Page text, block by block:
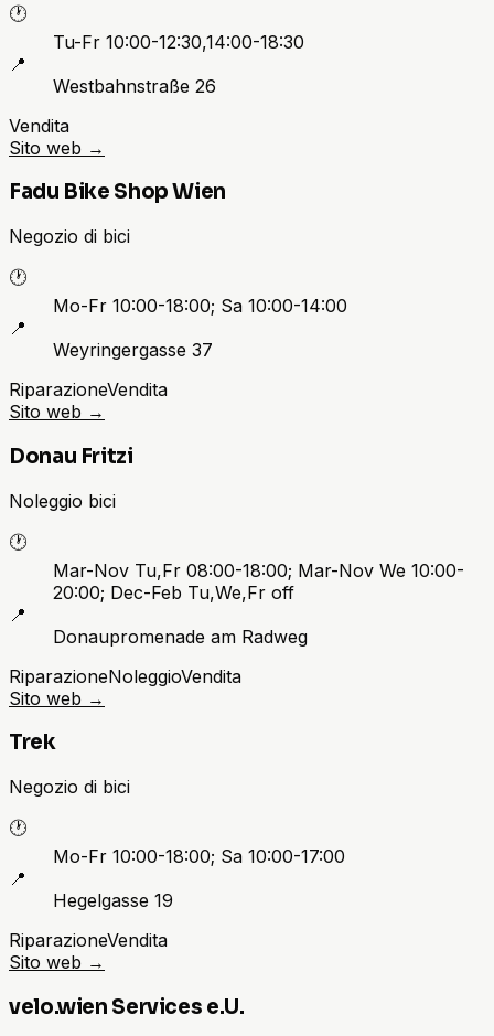
🕐
Tu-Fr 10:00-12:30,14:00-18:30
📍
Westbahnstraße 26
Vendita
Sito web →
Fadu Bike Shop Wien
Negozio di bici
🕐
Mo-Fr 10:00-18:00; Sa 10:00-14:00
📍
Weyringergasse 37
RiparazioneVendita
Sito web →
Donau Fritzi
Noleggio bici
🕐
Mar-Nov Tu,Fr 08:00-18:00; Mar-Nov We 10:00-
20:00; Dec-Feb Tu,We,Fr off
📍
Donaupromenade am Radweg
RiparazioneNoleggioVendita
Sito web →
Trek
Negozio di bici
🕐
Mo-Fr 10:00-18:00; Sa 10:00-17:00
📍
Hegelgasse 19
RiparazioneVendita
Sito web →
velo.wien Services e.U.